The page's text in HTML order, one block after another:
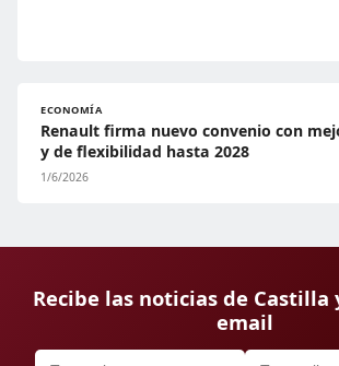
ECONOMÍA
Renault firma nuevo convenio con
y de flexibilidad hasta 2028
1/6/2026
Recibe las noticias de Castilla
email